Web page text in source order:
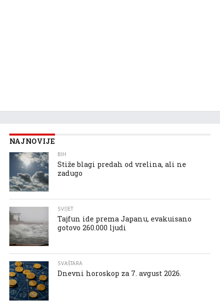
NAJNOVIJE
BIH
Stiže blagi predah od vrelina, ali ne
zadugo
SVIJET
Tajfun ide prema Japanu, evakuisano
gotovo 260.000 ljudi
SVAŠTARA
Dnevni horoskop za 7. avgust 2026.